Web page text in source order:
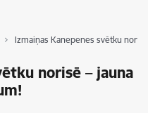
Izmaiņas Kanepenes svētku
norisē – jauna